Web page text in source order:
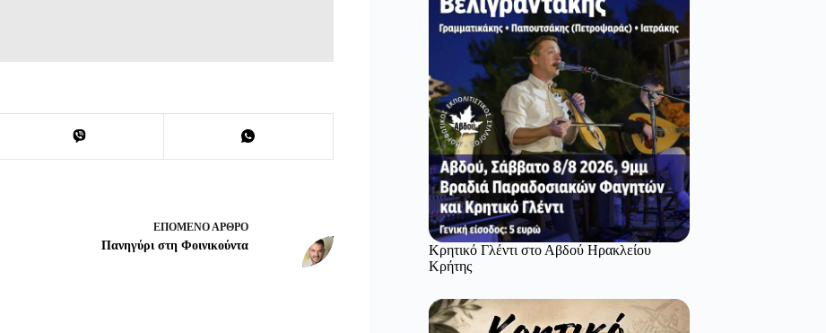
ΕΠΌΜΕΝΟΆΡΘΡΟ
Πανηγύρι στη Φοινικούντα
Κρητικό Γλέντι στο Αβδού Ηρακλείου
Κρήτης